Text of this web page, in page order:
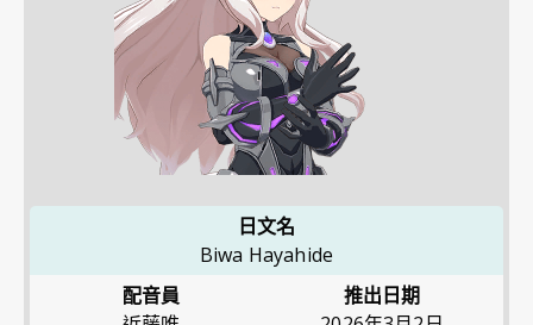
日文名
Biwa Hayahide
配音員
推出日期